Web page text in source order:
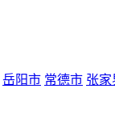
岳阳市 常德市 张家